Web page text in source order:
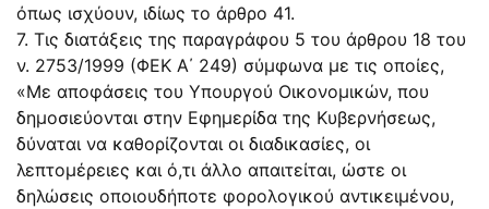
όπως ισχύουν, ιδίως το άρθρο 41.
7. Τις διατάξεις της παραγράφου 5 του άρθρου 18 του
ν. 2753/1999 (ΦΕΚ Α΄ 249) σύμφωνα με τις οποίες,
«Με αποφάσεις του Υπουργού Οικονομικών, που
δημοσιεύονται στην Εφημερίδα της Κυβερνήσεως,
δύναται να καθορίζονται οι διαδικασίες, οι
λεπτομέρειες και ό,τι άλλο απαιτείται, ώστε οι
δηλώσεις οποιουδήποτε φορολογικού αντικειμένου,